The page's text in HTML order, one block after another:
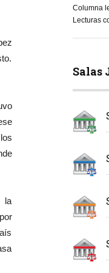
la
Columna
Lecturas
Salas